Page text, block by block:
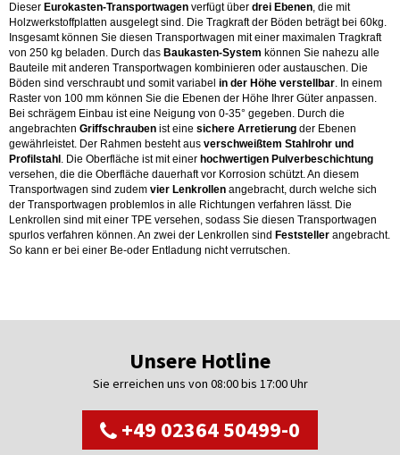
Dieser Eurokasten-Transportwagen verfügt über drei Ebenen, die mit
Holzwerkstoffplatten ausgelegt sind. Die Tragkraft der Böden beträgt bei 60kg.
Insgesamt können Sie diesen Transportwagen mit einer maximalen Tragkraft
von 250 kg beladen. Durch das Baukasten-System können Sie nahezu alle
Bauteile mit anderen Transportwagen kombinieren oder austauschen. Die
Böden sind verschraubt und somit variabel in der Höhe verstellbar. In einem
Raster von 100 mm können Sie die Ebenen der Höhe Ihrer Güter anpassen.
Bei schrägem Einbau ist eine Neigung von 0-35° gegeben. Durch die
angebrachten Griffschrauben ist eine sichere Arretierung der Ebenen
gewährleistet. Der Rahmen besteht aus verschweißtem Stahlrohr und
Profilstahl . Die Oberfläche ist mit einer hochwertigen Pulverbeschichtung
versehen, die die Oberfläche dauerhaft vor Korrosion schützt. An diesem
Transportwagen sind zudem vier Lenkrollen angebracht, durch welche sich
der Transportwagen problemlos in alle Richtungen verfahren lässt. Die
Lenkrollen sind mit einer TPE versehen, sodass Sie diesen Transportwagen
spurlos verfahren können. An zwei der Lenkrollen sind Feststeller angebracht.
So kann er bei einer Be-oder Entladung nicht verrutschen.
Unsere Hotline
Sie erreichen uns von 08:00 bis 17:00 Uhr
+49 02364 50499-0